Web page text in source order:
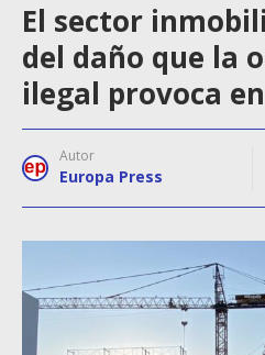
El sector
del daño que la
ilegal provoca
Autor
Europa Press